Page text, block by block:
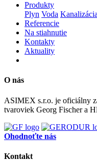
Produkty
Plyn Voda Kanalizácia
Referencie
Na stiahnutie
Kontakty
Aktuality
O nás
ASIMEX s.r.o. je oficiálny
tvaroviek Georg Fischer a
Ohodnoťte nás
Kontakt